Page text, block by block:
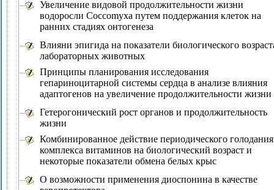
Увеличение видовой продолжительности жизни
водоросли Coccomyxa путем поддержания клеток на
ранних стадиях онтогенеза
Влияни эпигида на показатели биологического
лабораторных животных
Принципы планирования исследования
гепариноцитарной системы сердца в анализе влияния
адаптогенов на увеличение продолжительности жизни
Гетерогонический рост органов и продолжительность
жизни
Комбинированное действие периодического
комплекса витаминов на биологический возраст и
некоторые показатели обмена белых крыс
О возможности применения диоспонина в качестве